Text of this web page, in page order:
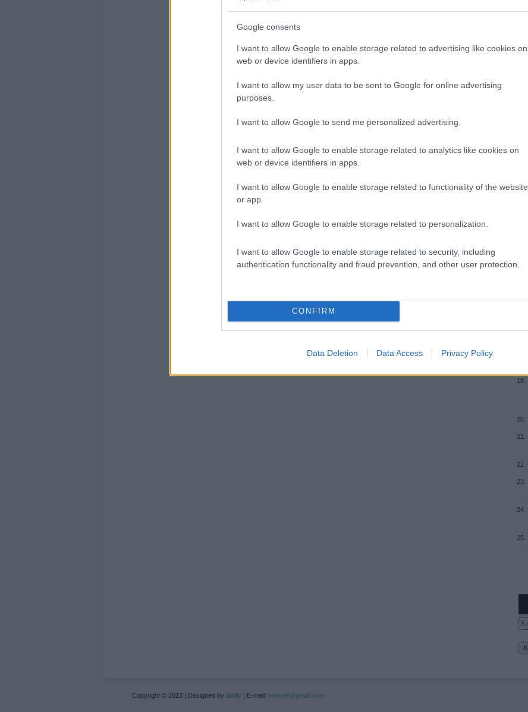
Google consents
I want to allow Google to enable storage related to advertising like cookies on
web or device identifiers in apps.
I want to allow my user data to be sent to Google for online advertising
purposes.
I want to allow Google to send me personalized advertising.
I want to allow Google to enable storage related to analytics like cookies on
web or device identifiers in apps.
I want to allow Google to enable storage related to functionality of the website
or app.
I want to allow Google to enable storage related to personalization.
I want to allow Google to enable storage related to security, including
authentication functionality and fraud prevention, and other user protection.
CONFIRM
Data Deletion Data Access Privacy Policy
Copyright © 2013 | Designed by badly | E-mail: hestyle@gmail.com